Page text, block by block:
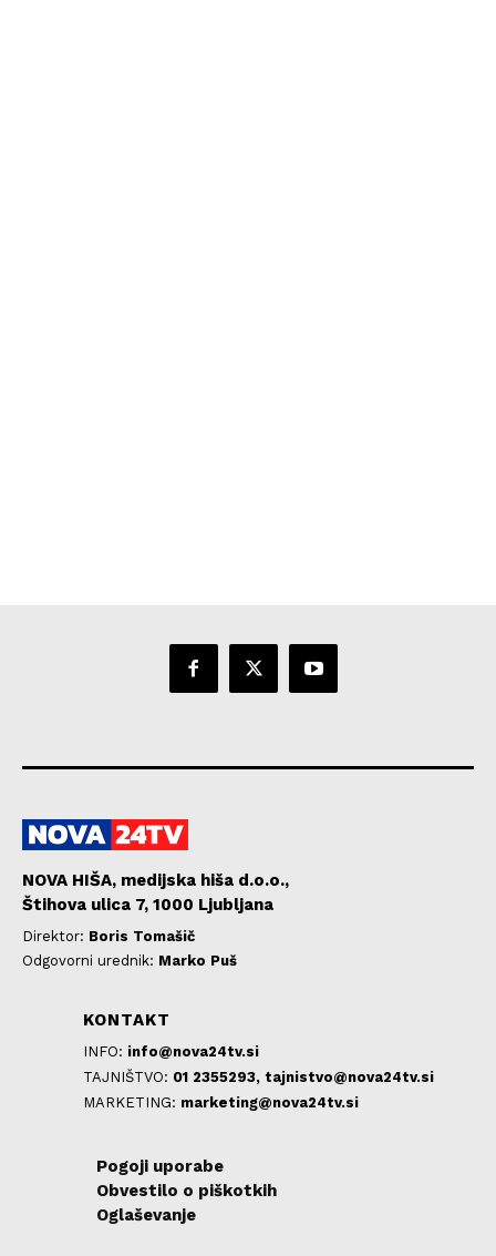
NOVA HIŠA, medijska hiša d.o.o.,
Štihova ulica 7, 1000 Ljubljana
Direktor: Boris Tomašič
Odgovorni urednik: Marko Puš
KONTAKT
INFO: info@nova24tv.si
TAJNIŠTVO: 01 2355293, tajnistvo@nova24tv.si
MARKETING: marketing@nova24tv.si
Pogoji uporabe
Obvestilo o piškotkih
Oglaševanje